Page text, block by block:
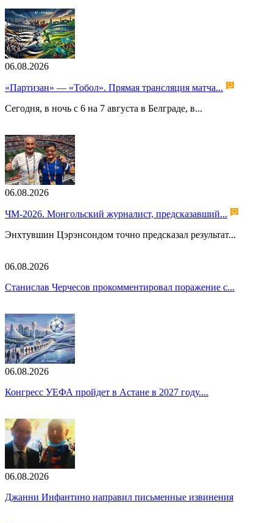
06.08.2026
«Партизан» — «Тобол». Прямая трансляция матча...
Сегодня, в ночь с 6 на 7 августа в Белграде, в...
06.08.2026
ЧМ-2026. Монгольский журналист, предсказавший...
Энхтувшин Цэрэнсондом точно предсказал результат...
06.08.2026
Станислав Черчесов прокомментировал поражение с...
06.08.2026
Конгресс УЕФА пройдет в Астане в 2027 году....
06.08.2026
Джанни Инфантино направил письменные извинения